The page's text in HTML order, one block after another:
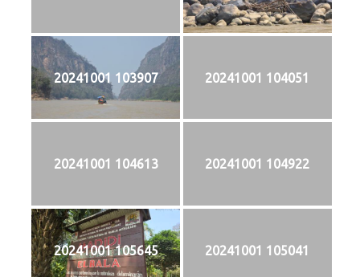
20241001 103907 20241001 104051
20241001 104613 20241001 104922
20241001 105645 20241001 105041